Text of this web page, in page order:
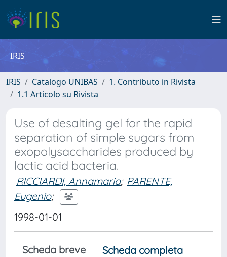
IRIS
IRIS Catalogo UNIBAS
1. Contributo in Rivista
1.1 Articolo su Rivista
Use of desalting gel for the rapid
separation of simple sugars from
exopolysaccharides produced by
lactic acid bacteria.
RICCIARDI, Annamaria; PARENTE,
Eugenio;
1998-01-01
Scheda breve
Scheda completa